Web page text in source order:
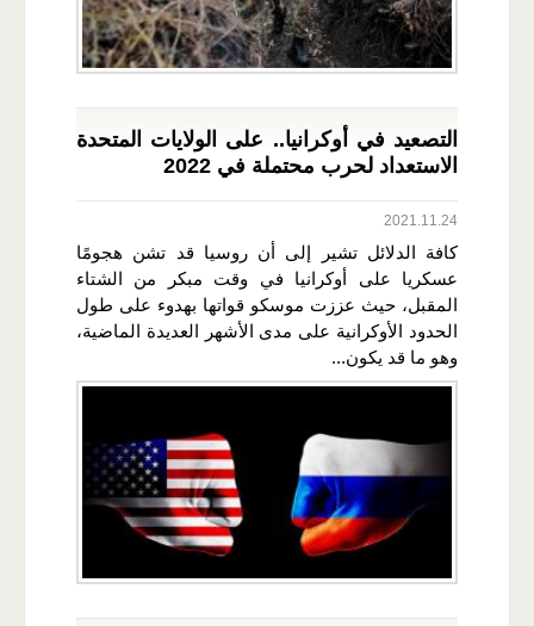
التصعيد في أوكرانيا.. على الولايات المتحدة
الاستعداد لحرب محتملة في 2022
2021.11.24
كافة الدلائل تشير إلى أن روسيا قد تشن هجومًا
عسكريا على أوكرانيا في وقت مبكر من الشتاء
المقبل، حيث عززت موسكو قواتها بهدوء على طول
الحدود الأوكرانية على مدى الأشهر العديدة الماضية،
وهو ما قد يكون...